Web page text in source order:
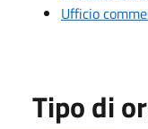
Ufficio
Tipo di